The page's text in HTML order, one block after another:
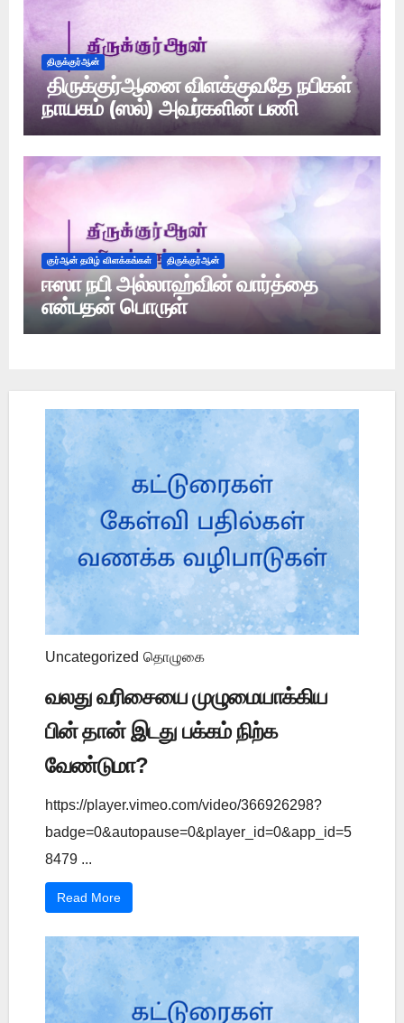
திருக்குர்ஆன்
திருக்குர்ஆனை விளக்குவதே நபிகள்
நாயகம் (ஸல்) அவர்களின் பணி
குர்ஆன் தமிழ் விளக்கங்கள் திருக்குர்ஆன்
ஈஸா நபி அல்லாஹ்வின் வார்த்தை
என்பதன் பொருள்
Uncategorized தொழுகை
வலது வரிசையை முழுமையாக்கிய
பின் தான் இடது பக்கம் நிற்க
வேண்டுமா?
https://player.vimeo.com/video/366926298?
badge=0&autopause=0&player_id=0&app_id=5
8479 ...
Read More